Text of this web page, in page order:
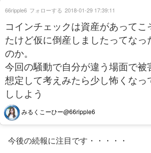
コインチェックは資産があってこ
たけど仮に倒産しましたってなっ
のか。
今回の騒動で自分が違う場面で被
想定して考えみたら少し怖くなっ
ししよう
みるくこーひー@66ripple6
66ripple6 フォローする 2018-01-29 17:39:11
今後の続報に注目です・・・・・